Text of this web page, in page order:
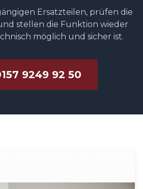
Ersatzteilen, prüfen die
stellen die Funktion wieder
möglich und sicher ist.
9249 92 50